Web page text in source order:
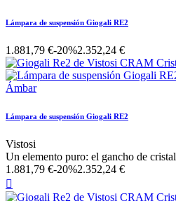
Lámpara de suspensión Giogali RE2
1.881,79 €-20%2.352,24 €
Lámpara de suspensión Giogali RE2
Vistosi
Un elemento puro: el gancho de cristal
1.881,79 €-20%2.352,24 €
